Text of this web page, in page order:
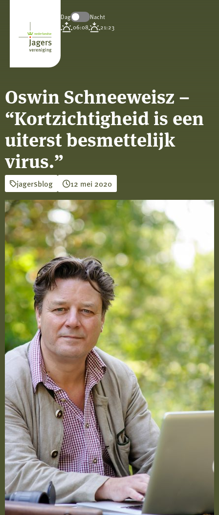
Koninklijke
Nederlandse
Jagersvereniging
Dag
Nacht
06:08
21:23
Oswin Schneeweisz –
“Kortzichtigheid is een
uiterst besmettelijk
virus.”
jagersblog 12 mei 2020